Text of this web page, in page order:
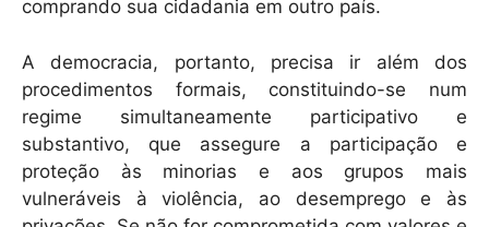
comprando sua cidadania em outro país.
A democracia, portanto, precisa ir além dos
procedimentos formais, constituindo-se num
regime simultaneamente participativo e
substantivo, que assegure a participação e
proteção às minorias e aos grupos mais
vulneráveis à violência, ao desemprego e às